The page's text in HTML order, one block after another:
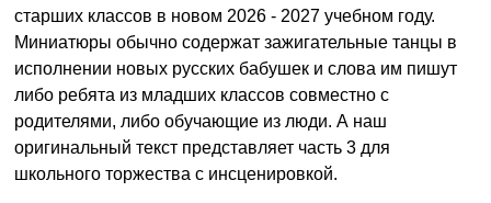
старших классов в новом 2026 - 2027 учебном году.
Миниатюры обычно содержат зажигательные танцы в
исполнении новых русских бабушек и слова им пишут
либо ребята из младших классов совместно с
родителями, либо обучающие из люди. А наш
оригинальный текст представляет часть 3 для
школьного торжества с инсценировкой.